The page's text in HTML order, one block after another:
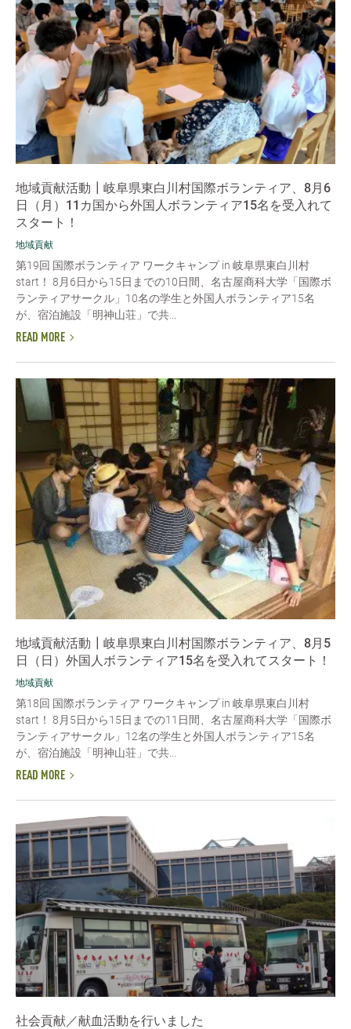
地域貢献活動┃岐阜県東白川村国際ボランティア、8月6
日（月）11カ国から外国人ボランティア15名を受入れて
スタート！
地域貢献
第19回 国際ボランティア ワークキャンプ in 岐阜県東白川村
start！ 8月6日から15日までの10日間、名古屋商科大学「国際ボ
ランティアサークル」10名の学生と外国人ボランティア15名
が、宿泊施設「明神山荘」で共...
READ MORE
地域貢献活動┃岐阜県東白川村国際ボランティア、8月5
日（日）外国人ボランティア15名を受入れてスタート！
地域貢献
第18回 国際ボランティア ワークキャンプ in 岐阜県東白川村
start！ 8月5日から15日までの11日間、名古屋商科大学「国際ボ
ランティアサークル」12名の学生と外国人ボランティア15名
が、宿泊施設「明神山荘」で共...
READ MORE
社会貢献／献血活動を行いました